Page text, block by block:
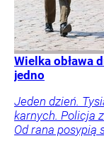
Wielka obława
jedno
Jeden dzień.
karnych. Policja
Od rana posypią